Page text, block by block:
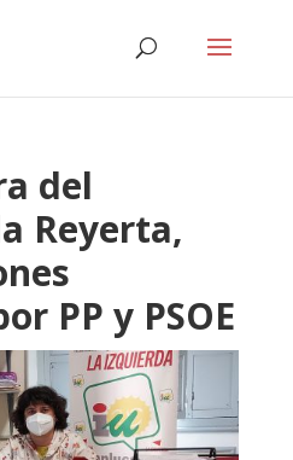
del
Reyerta,
PP y PSOE